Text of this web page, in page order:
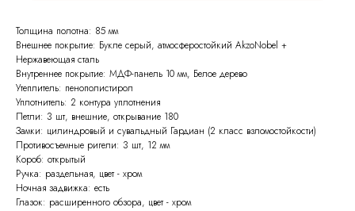
Толщина полотна: 85 мм
Внешнее покрытие: Букле серый, атмосферостойкий AkzoNobel +
Нержавеющая сталь
Внутреннее покрытие: МДФ-панель 10 мм, Белое дерево
Утеплитель: пенополистирол
Уплотнитель: 2 контура уплотнения
Петли: 3 шт, внешние, открывание 180
Замки: цилиндровый и сувальдный Гардиан (2 класс взломостойкости)
Противосъемные ригели: 3 шт, 12 мм
Короб: открытый
Ручка: раздельная, цвет - хром
Ночная задвижка: есть
Глазок: расширенного обзора, цвет - хром